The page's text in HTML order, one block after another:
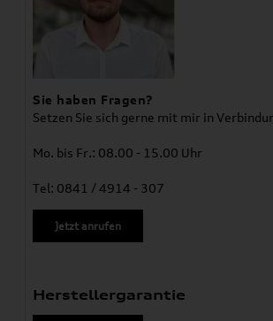
Sie haben Fragen?
Setzen Sie sich gerne mit mir in
Mo. bis Fr.: 08.00 - 15.00 Uhr
Tel: 0841 / 4914 - 307
Jetzt anrufen
Herstellergarantie